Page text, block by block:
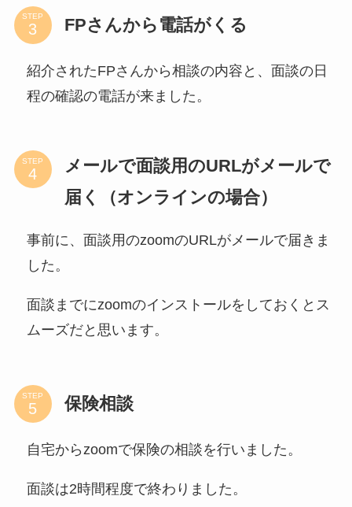
STEP FPさんから電話がくる
紹介されたFPさんから相談の内容と、面談の日
程の確認の電話が来ました。
STEP
メールで面談用のURLがメールで
届く（オンラインの場合）
事前に、面談用のzoomのURLがメールで届きま
した。
面談までにzoomのインストールをしておくとス
ムーズだと思います。
STEP 保険相談
自宅からzoomで保険の相談を行いました。
面談は2時間程度で終わりました。